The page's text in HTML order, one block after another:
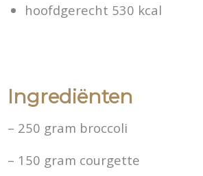
hoofdgerecht 530 kcal
Ingrediënten
– 250 gram broccoli
– 150 gram courgette